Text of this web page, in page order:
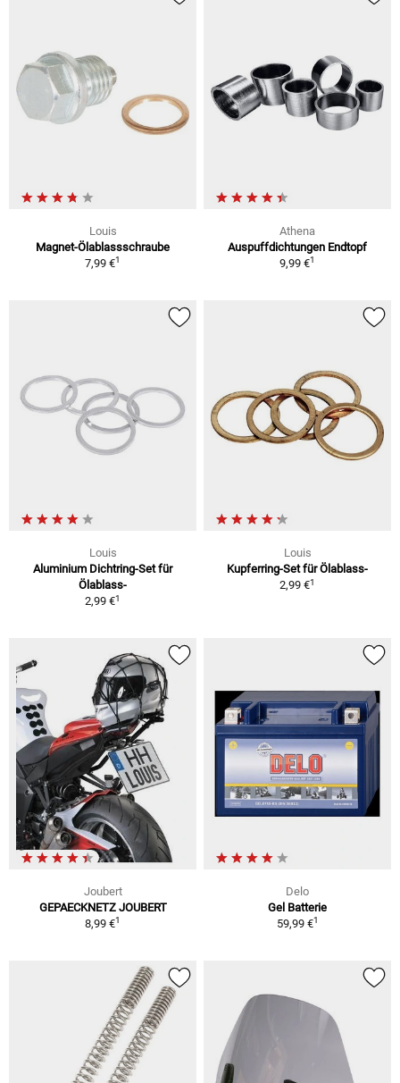
Louis
Magnet-Ölablassschraube
7,99 €1
Athena
Auspuffdichtungen Endtopf
9,99 €1
Louis
Aluminium Dichtring-Set für
Ölablass-
2,99 €1
Louis
Kupferring-Set für Ölablass-
2,99 €1
Joubert
GEPAECKNETZ JOUBERT
8,99 €1
Delo
Gel Batterie
59,99 €1